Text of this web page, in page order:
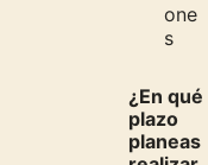
one
s
a
b
a
¿En qué
plazo
planeas